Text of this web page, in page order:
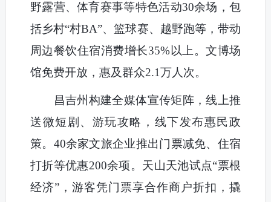
野露营、体育赛事等特色活动30余场，包
括乡村“村BA”、篮球赛、越野跑等，带动
周边餐饮住宿消费增长35%以上。文博场
馆免费开放，惠及群众2.1万人次。
昌吉州构建全媒体宣传矩阵，线上推
送微短剧、游玩攻略，线下发布惠民政
策。40余家文旅企业推出门票减免、住宿
打折等优惠200余项。天山天池试点“票根
经济”，游客凭门票享合作商户折扣，撬